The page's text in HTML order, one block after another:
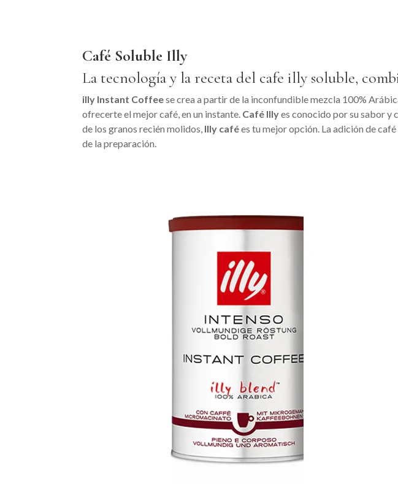
Café Soluble Illy
La tecnología y la receta del cafe illy soluble,
illy Instant Coffeese crea a partir de la inconfundible mezcla 100%
ofrecerte el mejor café, en un instante. Café Illyes conocido por su sabor y
de los granos recién molidos, Illy cafées tu mejor opción. La adición de
de la preparación.